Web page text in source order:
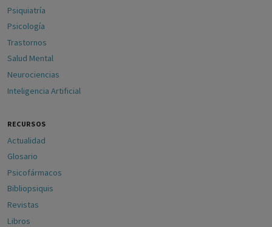
Psiquiatría
Psicología
Trastornos
Salud Mental
Neurociencias
Inteligencia Artificial
RECURSOS
Actualidad
Glosario
Psicofármacos
Bibliopsiquis
Revistas
Libros